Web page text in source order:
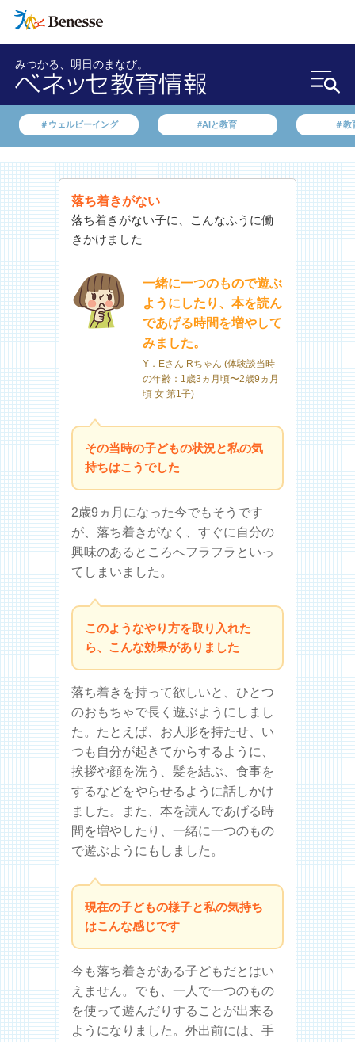
みつかる、明日のまなび。
＃ウェルビーイング #AIと教育 ＃教
落ち着きがない
落ち着きがない子に、こんなふうに働
きかけました
一緒に一つのもので遊ぶ
ようにしたり、本を読ん
であげる時間を増やして
みました。
Y．Eさん Rちゃん (体験談当時
の年齢：1歳3ヵ月頃〜2歳9ヵ月
頃 女 第1子)
その当時の子どもの状況と私の気
持ちはこうでした
2歳9ヵ月になった今でもそうです
が、落ち着きがなく、すぐに自分の
興味のあるところへフラフラといっ
てしまいました。
このようなやり方を取り入れた
ら、こんな効果がありました
落ち着きを持って欲しいと、ひとつ
のおもちゃで長く遊ぶようにしまし
た。たとえば、お人形を持たせ、い
つも自分が起きてからするように、
挨拶や顔を洗う、髪を結ぶ、食事を
するなどをやらせるように話しかけ
ました。また、本を読んであげる時
間を増やしたり、一緒に一つのもの
で遊ぶようにもしました。
現在の子どもの様子と私の気持ち
はこんな感じです
今も落ち着きがある子どもだとはい
えません。でも、一人で一つのもの
を使って遊んだりすることが出来る
ようになりました。外出前には、手